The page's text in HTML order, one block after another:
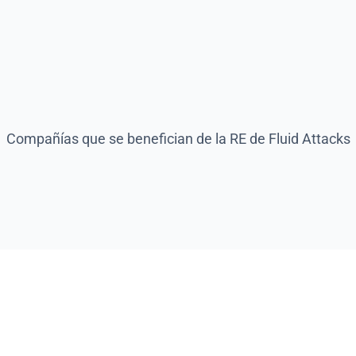
Compañías que se benefician de la RE de Fluid Attacks